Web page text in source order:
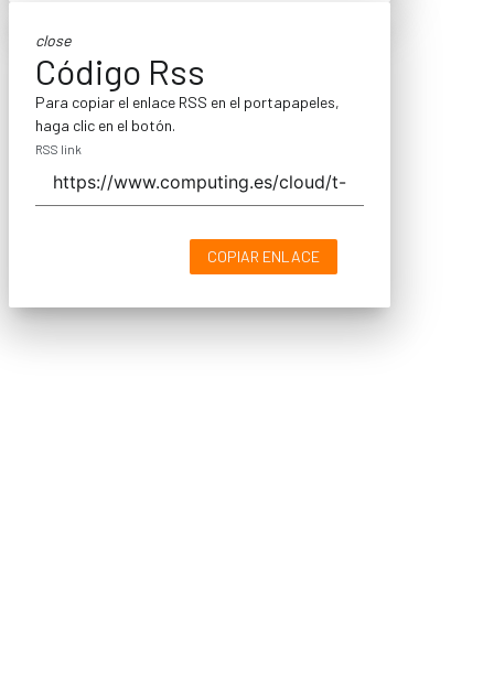
close
Código Rss
Para copiar el enlace RSS en el portapapeles,
haga clic en el botón.
RSS link
COPIAR ENLACE